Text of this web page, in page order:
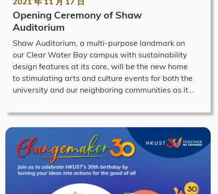
Opening Ceremony of Shaw
Auditorium
Shaw Auditorium, a multi-purpose landmark on
our Clear Water Bay campus with sustainability
design features at its core, will be the new home
to stimulating arts and culture events for both the
university and our neighboring communities as it…